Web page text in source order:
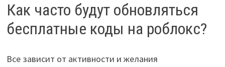
Как часто будут обновляться
бесплатные коды на роблокс?
Все зависит от активности и желания